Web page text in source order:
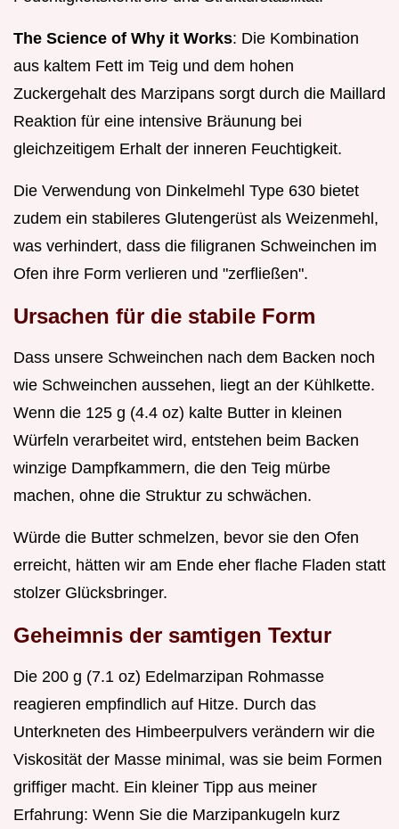
The Science of Why it Works: Die Kombination
aus kaltem Fett im Teig und dem hohen
Zuckergehalt des Marzipans sorgt durch die Maillard
Reaktion für eine intensive Bräunung bei
gleichzeitigem Erhalt der inneren Feuchtigkeit.
Die Verwendung von Dinkelmehl Type 630 bietet
zudem ein stabileres Glutengerüst als Weizenmehl,
was verhindert, dass die filigranen Schweinchen im
Ofen ihre Form verlieren und "zerfließen".
Ursachen für die stabile Form
Dass unsere Schweinchen nach dem Backen noch
wie Schweinchen aussehen, liegt an der Kühlkette.
Wenn die 125 g (4.4 oz) kalte Butter in kleinen
Würfeln verarbeitet wird, entstehen beim Backen
winzige Dampfkammern, die den Teig mürbe
machen, ohne die Struktur zu schwächen.
Würde die Butter schmelzen, bevor sie den Ofen
erreicht, hätten wir am Ende eher flache Fladen statt
stolzer Glücksbringer.
Geheimnis der samtigen Textur
Die 200 g (7.1 oz) Edelmarzipan Rohmasse
reagieren empfindlich auf Hitze. Durch das
Unterkneten des Himbeerpulvers verändern wir die
Viskosität der Masse minimal, was sie beim Formen
griffiger macht. Ein kleiner Tipp aus meiner
Erfahrung: Wenn Sie die Marzipankugeln kurz